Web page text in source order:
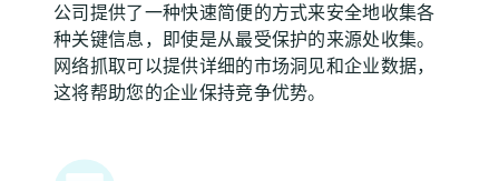
公司提供了一种快速简便的方式来安全地收集各
种关键信息，即使是从最受保护的来源处收集。
网络抓取可以提供详细的市场洞见和企业数据，
这将帮助您的企业保持竞争优势。